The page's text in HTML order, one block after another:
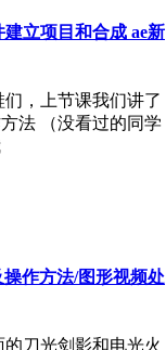
立项目和合成 ae新
，上节课我们讲了
法 （没看过的同学
作方法/图形视频处
刀光剑影和电光火